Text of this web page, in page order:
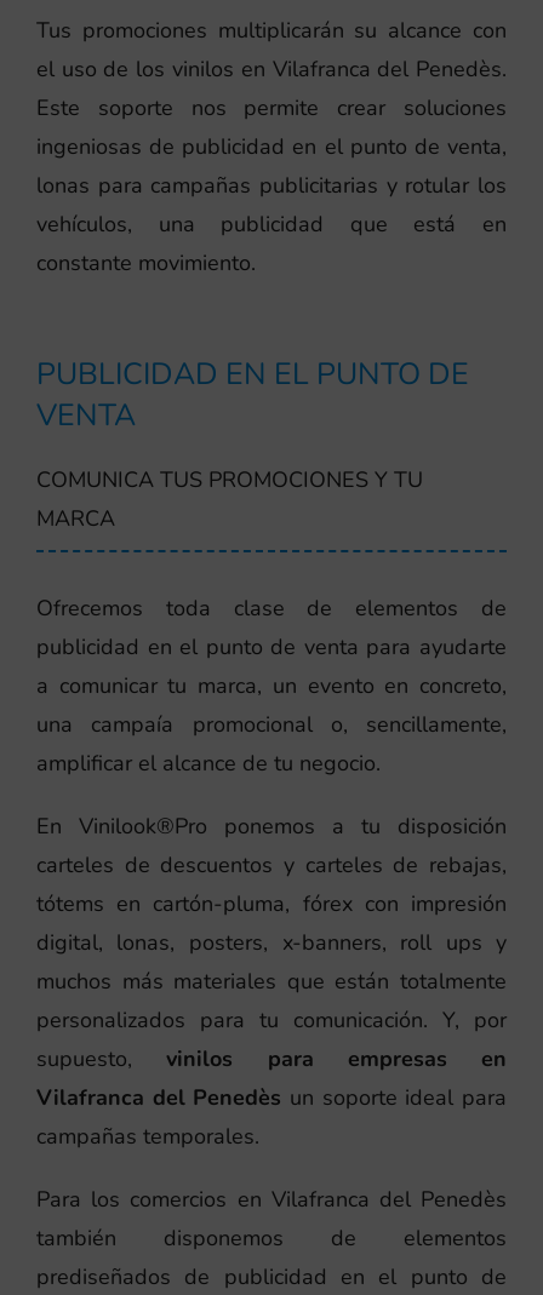
Tus promociones multiplicarán su alcance con
el uso de los vinilos en Vilafranca del Penedès.
Este soporte nos permite crear soluciones
ingeniosas de publicidad en el punto de venta,
lonas para campañas publicitarias y rotular los
vehículos, una publicidad que está en
constante movimiento.
PUBLICIDAD EN EL PUNTO DE
VENTA
COMUNICA TUS PROMOCIONES Y TU
MARCA
Ofrecemos toda clase de elementos de
publicidad en el punto de venta para ayudarte
a comunicar tu marca, un evento en concreto,
una campaía promocional o, sencillamente,
amplificar el alcance de tu negocio.
En Vinilook®Pro ponemos a tu disposición
carteles de descuentos y carteles de rebajas,
tótems en cartón-pluma, fórex con impresión
digital, lonas, posters, x-banners, roll ups y
muchos más materiales que están totalmente
personalizados para tu comunicación. Y, por
supuesto,vinilos para empresas en
Vilafranca del Penedès un soporte ideal para
campañas temporales.
Para los comercios en Vilafranca del Penedès
también disponemos de elementos
prediseñados de publicidad en el punto de